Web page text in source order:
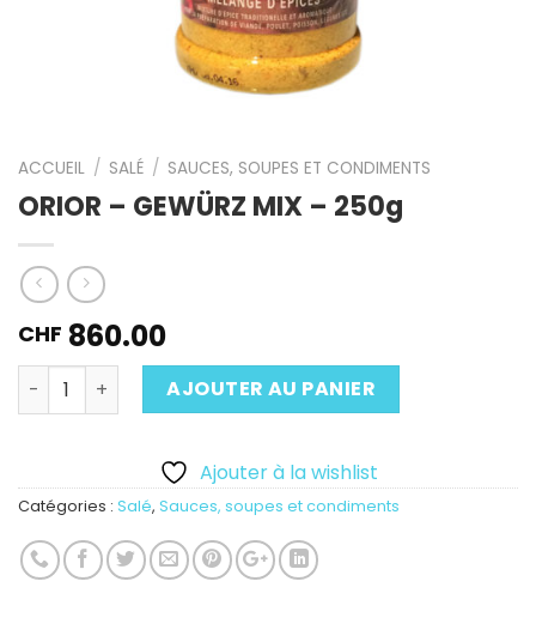
ACCUEIL / SALÉ / SAUCES, SOUPES ET CONDIMENTS
ORIOR – GEWÜRZ MIX – 250g
CHF 860.00
Quantité AJOUTER AU PANIER
Ajouter à la wishlist
Catégories : Salé, Sauces, soupes et condiments